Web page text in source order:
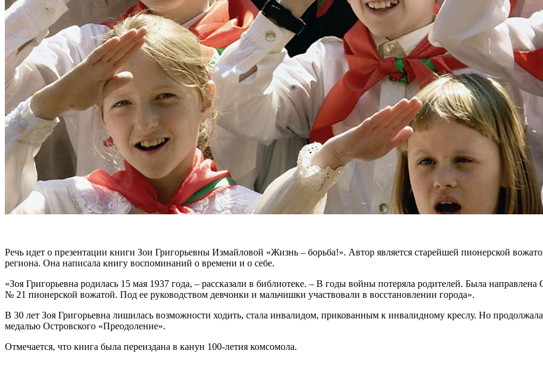
Речь идет о презентации книги Зои Григорьевны Измайловой «Жизнь – борьба!». Автор является старейшей пионерской
региона. Она написала книгу воспоминаний о времени и о себе.
«Зоя Григорьевна родилась 15 мая 1937 года, – рассказали в библиотеке. – В годы войны потеряла родителей. Была
№ 21 пионерской вожатой. Под ее руководством девчонки и мальчишки участвовали в восстановлении города».
В 30 лет Зоя Григорьевна лишилась возможности ходить, стала инвалидом, прикованным к инвалидному креслу. Но
медалью Островского «Преодоление».
Отмечается, что книга была переиздана в канун 100-летия комсомола.